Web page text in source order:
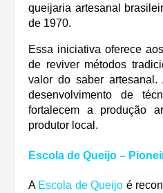
queijaria artesanal
de 1970.
Essa iniciativa oferece
de reviver métodos
valor do saber
desenvolvimento de
fortalecem a produção
produtor local.
Escola de Queijo –
A Escola de Queijo é